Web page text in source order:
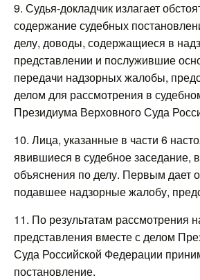
9. Судья-докладчик излагает
содержание судебных
делу, доводы, содержащиеся в
представлении и послужившие
передачи надзорных жалобы,
делом для рассмотрения в
Президиума Верховного Суда
10. Лица, указанные в части 6
явившиеся в судебное заседание,
объяснения по делу. Первым дает
подавшее надзорные жалобу,
11. По результатам рассмотрения
представления вместе с делом
Суда Российской Федерации
постановление.